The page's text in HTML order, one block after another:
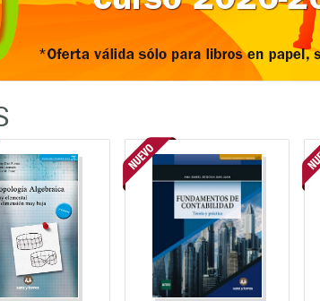
VV.AA.
TOPOLOGIA
MUY
EN
Ana Isabel Segovia San Juan
FUNDAMENTOS DE
CONTABILIDAD
SANZ Y TORRES, S. L.